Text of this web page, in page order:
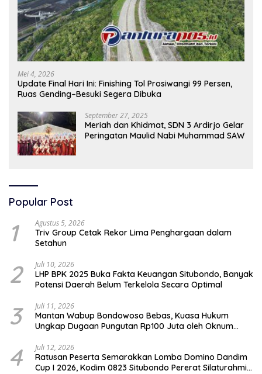
Mei 4, 2026
Update Final Hari Ini: Finishing Tol Prosiwangi 99 Persen,
Ruas Gending–Besuki Segera Dibuka
September 27, 2025
Meriah dan Khidmat, SDN 3 Ardirjo Gelar
Peringatan Maulid Nabi Muhammad SAW
Popular Post
1 Agustus 5, 2026
Triv Group Cetak Rekor Lima Penghargaan dalam
Setahun
2 Juli 10, 2026
LHP BPK 2025 Buka Fakta Keuangan Situbondo, Banyak
Potensi Daerah Belum Terkelola Secara Optimal
3 Juli 11, 2026
Mantan Wabup Bondowoso Bebas, Kuasa Hukum
Ungkap Dugaan Pungutan Rp100 Juta oleh Oknum
4 Juli 12, 2026
Ratusan Peserta Semarakkan Lomba Domino Dandim
Cup I 2026, Kodim 0823 Situbondo Pererat Silaturahmi